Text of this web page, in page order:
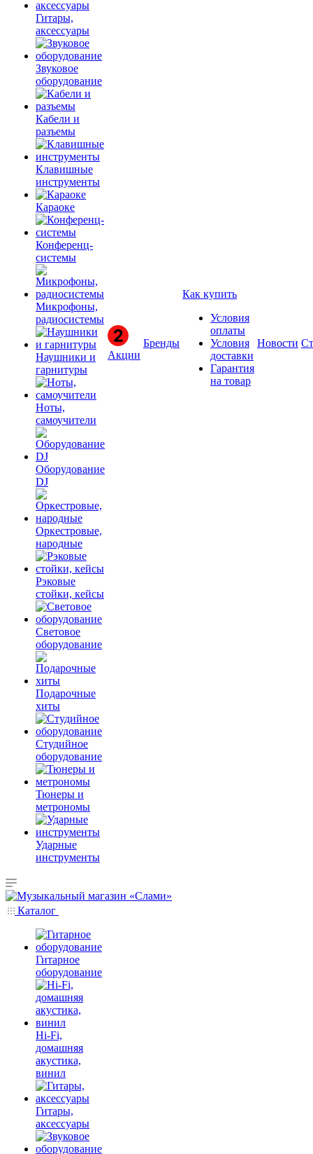
Гитары,
аксессуары
Звуковое
оборудование
Кабели и
разъемы
Клавишные
инструменты
Караоке
Конференц-
системы
Микрофоны,
радиосистемы
Наушники и
гарнитуры
Ноты,
самоучители
Оборудование
DJ
Оркестровые,
народные
Рэковые
стойки, кейсы
Световое
оборудование
Подарочные
хиты
Студийное
оборудование
Тюнеры и
метрономы
Ударные
инструменты
Акции
Бренды
Как купить
Условия
оплаты
Условия
доставки
Гарантия
на товар
Новости
Каталог
Гитарное
оборудование
Hi-Fi,
домашняя
акустика,
винил
Гитары,
аксессуары